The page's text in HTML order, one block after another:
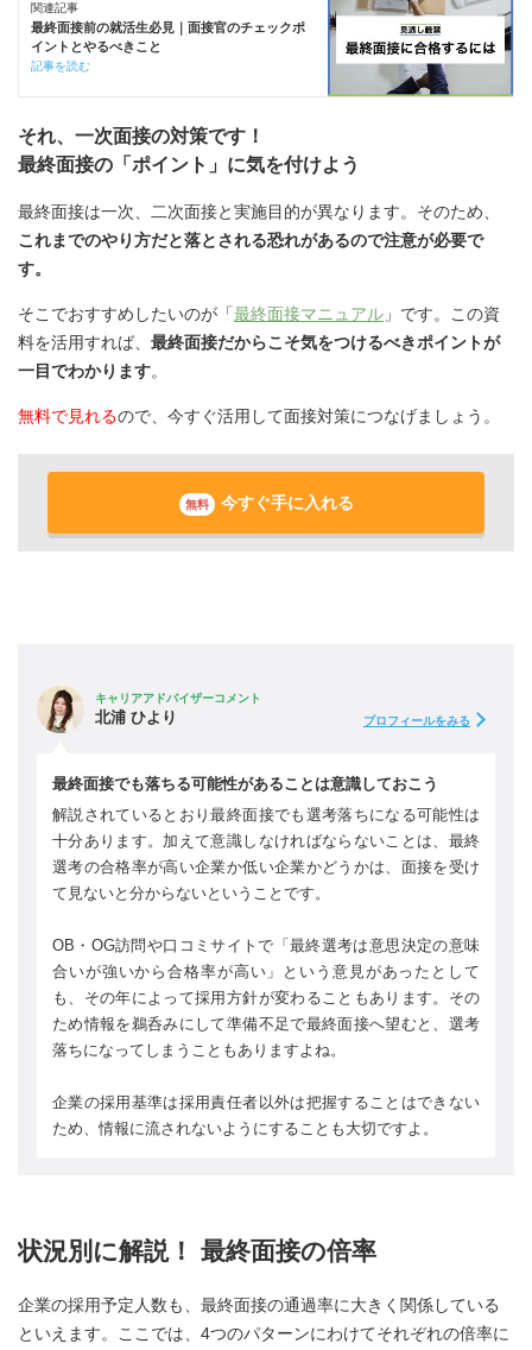
関連記事
最終面接前の就活生必見｜面接官のチェックポ
イントとやるべきこと
記事を読む
それ、一次面接の対策です！
最終面接の「ポイント」に気を付けよう
最終面接は一次、二次面接と実施目的が異なります。そのため、
これまでのやり方だと落とされる恐れがあるので注意が必要で
す。
そこでおすすめしたいのが「最終面接マニュアル 」です。この資
料を活用すれば、 最終面接だからこそ気をつけるべきポイントが
一目でわかります。
無料で見れるので、今すぐ活用して面接対策につなげましょう。
無料 今すぐ手に入れる
キャリアアドバイザーコメント
北浦 ひより プロフィールをみる
最終面接でも落ちる可能性があることは意識しておこう
解説されているとおり最終面接でも選考落ちになる可能性は
十分あります。加えて意識しなければならないことは、最終
選考の合格率が高い企業か低い企業かどうかは、面接を受け
て見ないと分からないということです。
OB・OG訪問や口コミサイトで「最終選考は意思決定の意味
合いが強いから合格率が高い」という意見があったとして
も、その年によって採用方針が変わることもあります。その
ため情報を鵜呑みにして準備不足で最終面接へ望むと、選考
落ちになってしまうこともありますよね。
企業の採用基準は採用責任者以外は把握することはできない
ため、情報に流されないようにすることも大切ですよ。
状況別に解説！ 最終面接の倍率
企業の採用予定人数も、最終面接の通過率に大きく関係している
といえます。ここでは、4つのパターンにわけてそれぞれの倍率に